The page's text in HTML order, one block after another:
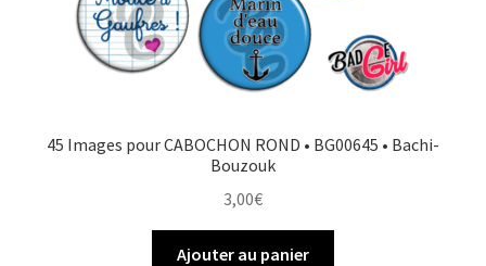
45 Images pour CABOCHON ROND • BG00645 • Bachi-
Bouzouk
3,00€
Ajouter au panier